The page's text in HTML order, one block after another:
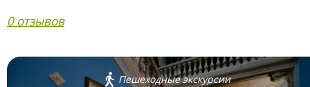
0 отзывов
Пешеходные экскурсии